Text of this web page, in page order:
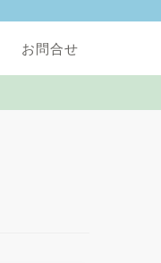
お問合せ